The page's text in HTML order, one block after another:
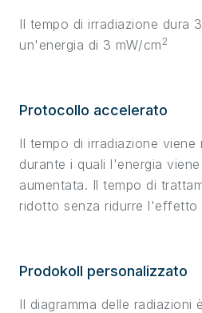
Il tempo di irradiazione dura
un'energia di 3 mW/cm2
Protocollo accelerato
Il tempo di irradiazione viene
durante i quali l'energia
aumentata. Il tempo di
ridotto senza ridurre l'effetto
Prodokoll personalizzato
Il diagramma delle radiazioni